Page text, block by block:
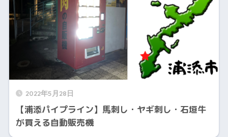
2022年5月28日
【浦添パイプライン】馬刺し・ヤギ刺し・石垣牛
が買える自動販売機